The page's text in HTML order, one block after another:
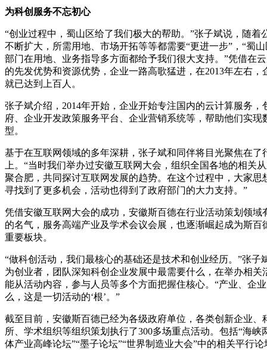
为科创服务不忘初心
“创业过程中，蜀山区给了我们极大的帮助。”张子斌说，随着
不断扩大，所需用地、市场开拓等等都需要“更进一步”，“蜀
部门在用地、业务指导多方面都给予我们很大支持。”凭借在
的先发优势和资源优势，企业一路高歌猛进，在2013年左右，
就已达到上百人。
张子斌介绍，2014年开始，企业开始专注国内的云计算服务，
府、企业开发政策服务平台、企业营销系统等，帮助他们实现
型。
基于在互联网领域的多年深耕，张子斌和同伴将目光聚焦在了
上。“当时我们举办过安徽互联网大会，组织全国各地的相关
聚合肥，共同探讨互联网发展的趋势。在这个过程中，大家思
寻找到了更多机会，活动也得到了政府部门的大力支持。”
凭借安徽互联网大会的成功，安徽斯百德在行业活动策划领域
的名气，服务高端产业及学术会议会展，也逐渐崛起成为斯百
重要板块。
“做科创活动，我们最核心的基础还是技术和创业经历。”张子
为创业者，团队深知科创企业发展中最需要什么，在举办相关
能从活动内容，参与人员等多个方面把握住核心。“产业、企
么，这是一切活动的‘根’。”
截至目前，安徽斯百德已经为各级政府单位，各类创新企业、
所、学术组织等组织策划执行了300多场重点活动。包括“海峡
体产业高峰论坛”“墨子论坛”“世界制造业大会”中的相关平行